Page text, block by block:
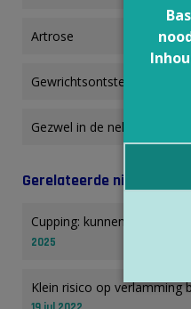
Artrose
Gewrichtsontstekingen
Gezwel in de nek
Gerelateerde
Cupping: kunnen vacuüm
2025
Klein risico op verlamming